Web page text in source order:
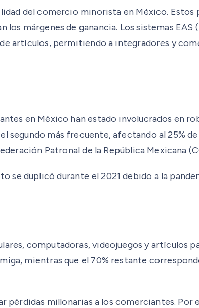
del comercio minorista en México. Estos
márgenes de ganancia. Los sistemas
artículos, permitiendo a integradores y
en México han estado involucrados en
más frecuente, afectando al 25%
Patronal de la República Mexicana
duplicó durante el 2021 debido a la
computadoras, videojuegos y artículos
mientras que el 70% restante
pérdidas millonarias a los comerciantes. Por